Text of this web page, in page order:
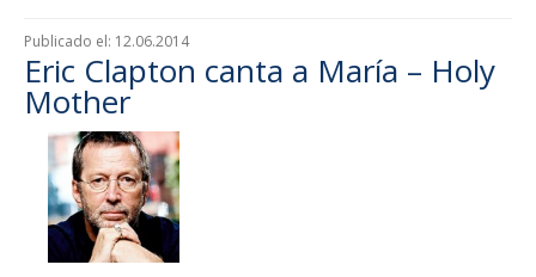
Publicado el: 12.06.2014
Eric Clapton canta a María – Holy
Mother